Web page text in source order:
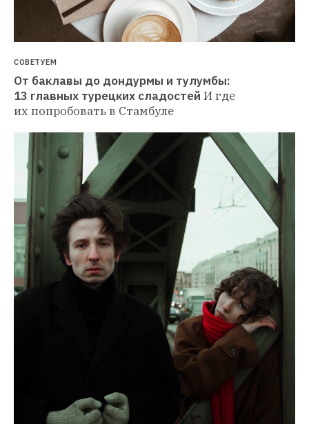
СОВЕТУЕМ
От баклавы до дондурмы и тулумбы:
13 главных турецких сладостей И где
их попробовать в Стамбуле